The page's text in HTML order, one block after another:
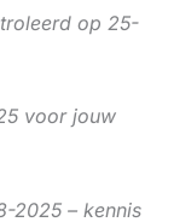
op 25-
voor jouw
2025 – kennis